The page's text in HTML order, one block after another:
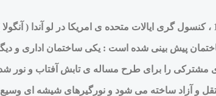
پیش بینی شده است : یکی ساختمان اداری و
مشترکی را برای طرح مساله ی تابش آفتاب و نور
و آزاد ساخته می شود و نورگیرهای شیشه ای